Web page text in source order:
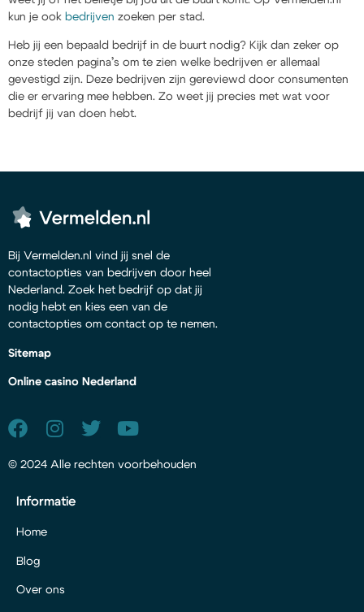
kun je ook bedrijven zoeken per stad.
Heb jij een bepaald bedrijf in de buurt nodig? Kijk dan zeker op
onze steden pagina’s om te zien welke bedrijven er allemaal
gevestigd zijn. Deze bedrijven zijn gereviewd door consumenten
die er ervaring mee hebben. Zo weet jij precies met wat voor
bedrijf jij van doen hebt.
Bij Vermelden.nl vind jij snel de
contactopties van bedrijven door heel
Nederland. Zoek het bedrijf op dat jij
nodig hebt en kies een van de
contactopties om contact op te nemen.
Sitemap
Online casino Nederland
© 2024 Alle rechten voorbehouden
Informatie
Home
Blog
Over ons